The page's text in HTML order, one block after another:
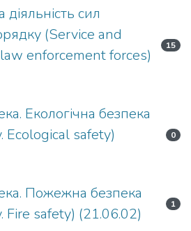
сил
(Service and
enforcement forces)
15
Екологічна безпека
Ecological safety)
0
Пожежна безпека
Fire safety) (21.06.02)
1